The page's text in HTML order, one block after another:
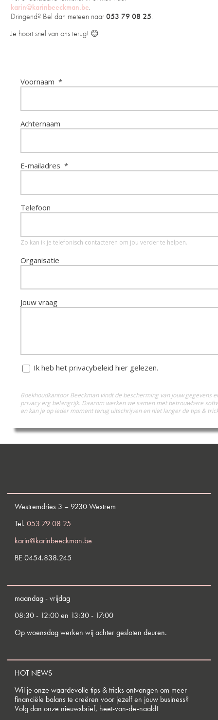
karin@karinbeeckman.be.
Dringend? Bel dan meteen naar053 79 08 25.
Je hoort snel van ons terug! 😊
Voornaam
Achternaam
E-mailadres
Telefoon
Zo kan ik je telefonisch contacteren om jou verder te helpen.
Organisatie
Jouw vraag
Ik heb het privacybeleidhier gelezen.
Boekhoudkantoor Beeckman vindt de bescherming van jouw gegevens
privacy erg belangrijk. Daarom werken we samen met betrouwbare
en kan je op ieder moment terug uitschrijven en niet langer de tips &
Westremdries 3 – 9230 Westrem
Tel. 053 79 08 25
karin@karinbeeckman.be
BE 0454.838.245
maandag - vrijdag
08:30 - 12:00 en 13:30 - 17:00
Op woensdag werken wij achter gesloten deuren.
HOT NEWS
Wil je onze waardevolle tips & tricks ontvangen om meer
financiële balans te creëren voor jezelf en jouw business?
Volg dan onze nieuwsbrief, heet-van-de-naald!